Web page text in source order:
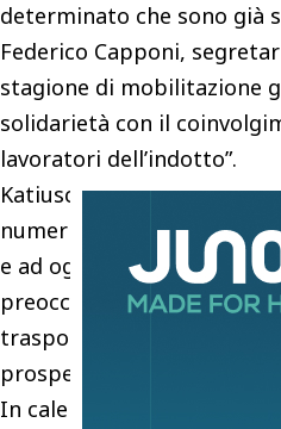
determinato che sono già
Federico Capponi,
stagione di mobilitazione
solidarietà con il
lavoratori dell’indotto”.
Katiuscia Biliotti,
numeri, ma persone,
e ad oggi l’unico risultato,
preoccupati per l’indotto,
trasporti. È giunta l’ora di
prospettiva futura sicura
In calendario un nuovo